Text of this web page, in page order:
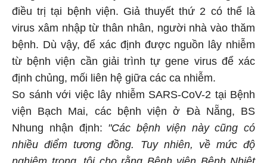
điều trị tại bệnh viện. Giả thuyết thứ 2 có thể là
virus xâm nhập từ thân nhân, người nhà vào thăm
bệnh. Dù vậy, để xác định được nguồn lây nhiễm
từ bệnh viện cần giải trình tự gene virus để xác
định chủng, mối liên hệ giữa các ca nhiễm.
So sánh với việc lây nhiễm SARS-CoV-2 tại Bệnh
viện Bạch Mai, các bệnh viện ở Đà Nẵng, BS
Nhung nhận định: "Các bệnh viện này cũng có
nhiều điểm tương đồng. Tuy nhiên, về mức độ
nghiêm trọng, tôi cho rằng Bệnh viện Bệnh Nhiệt